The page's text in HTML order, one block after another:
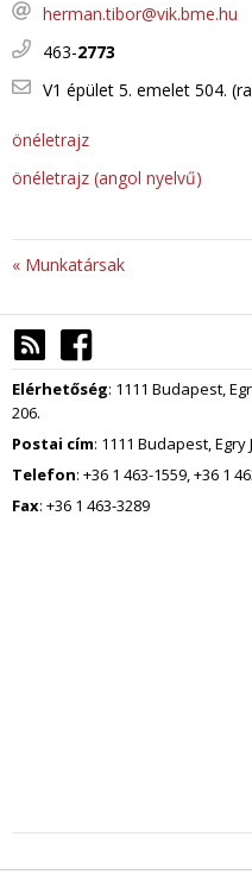
herman.tibor@vik.bme.hu
463-2773
V1 épület 5. emelet 504.
önéletrajz
önéletrajz (angol nyelvű)
« Munkatársak
Elérhetőség: 1111 Budapest,
206.
Postai cím: 1111 Budapest, Egry
Telefon: +36 1 463-1559, +36 1
Fax: +36 1 463-3289